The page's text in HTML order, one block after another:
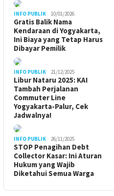
INFO PUBLIK 10/01/2026
Gratis Balik Nama
Kendaraan di Yogyakarta,
Ini Biaya yang Tetap Harus
Dibayar Pemilik
INFO PUBLIK 21/12/2025
Libur Nataru 2025: KAI
Tambah Perjalanan
Commuter Line
Yogyakarta-Palur, Cek
Jadwalnya!
INFO PUBLIK 26/11/2025
STOP Penagihan Debt
Collector Kasar: Ini Aturan
Hukum yang Wajib
Diketahui Semua Warga